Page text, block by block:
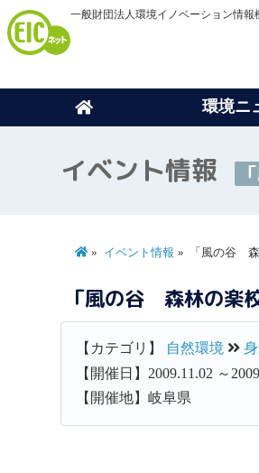
一般財団法人環境イノベーション情報
環境ニ
イベント情報
イベント情報 「風の谷
「風の谷 森林の楽
【カテゴリ】 自然環境
【開催日】2009.11.02 ～
【開催地】岐阜県